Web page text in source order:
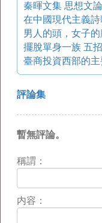
男人的頭，女子的
擺脫單身一族 五
臺商投資西部的
評論集
暫無評論。
稱謂：
内容：